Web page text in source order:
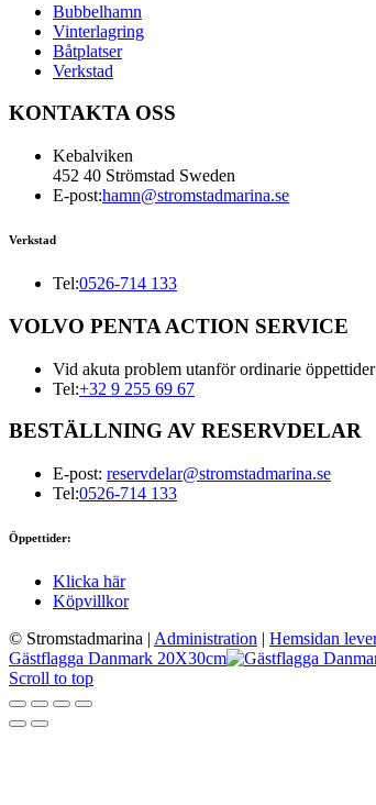
Bubbelhamn
Vinterlagring
Båtplatser
Verkstad
KONTAKTA OSS
Kebalviken
452 40 Strömstad Sweden
E-post:hamn@stromstadmarina.se
Verkstad
Tel:0526-714 133
VOLVO PENTA ACTION SERVICE
Vid akuta problem utanför ordinarie
Tel:+32 9 255 69 67
BESTÄLLNING AV RESERVDELAR
E-post: reservdelar@stromstadmarina.se
Tel:0526-714 133
Öppettider:
Klicka här
Köpvillkor
© Stromstadmarina | Administration | Hemsidan
Gästflagga Danmark 20X30cm
Scroll to top